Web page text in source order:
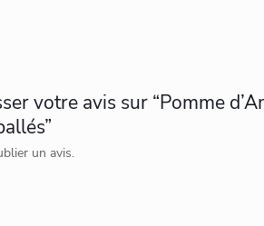
votre avis sur “Pomme
un avis.